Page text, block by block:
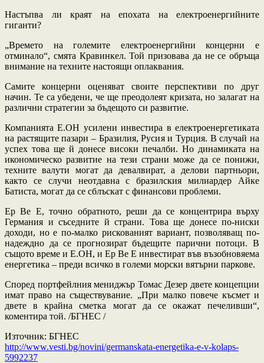
Настъпва ли краят на епохата на електроенергийните
гиганти?
„Времето на големите електроенергийни концерни е
отминало“, смята Кравинкел. Той призовава да не се обръща
внимание на техните настоящи оплаквания.
Самите концерни оценяват своите перспективи по друг
начин. Те са убедени, че ще преодолеят кризата, но залагат на
различни стратегии за бъдещото си развитие.
Компанията Е.ОН усилени инвестира в електроенергетиката
на растящите пазари – Бразилия, Русия и Турция. В случай на
успех това ще й донесе високи печалби. Но динамиката на
икономическо развитие на тези страни може да се понижи,
техните валути могат да девалвират, а делови партньори,
както се случи неотдавна с бразилския милиардер Айке
Батиста, могат да се сблъскат с финансови проблеми.
Ер Ве Е, точно обратното, реши да се концентрира върху
Германия и съседните й страни. Това ще донесе по-ниски
доходи, но е по-малко рискованият вариант, позволяващ по-
надеждно да се прогнозират бъдещите парични потоци. В
същото време и Е.ОН, и Ер Ве Е инвестират във възобновяема
енергетика – преди всичко в големи морски вятърни паркове.
Според портфейлния мениджър Томас Дезер двете концепции
имат право на съществувание. „При малко повече късмет и
двете в крайна сметка могат да се окажат печеливши“,
коментира той. /БГНЕС /
Източник: БГНЕС
http://www.vesti.bg/novini/germanskata-energetika-e-v-kolaps-
5992237